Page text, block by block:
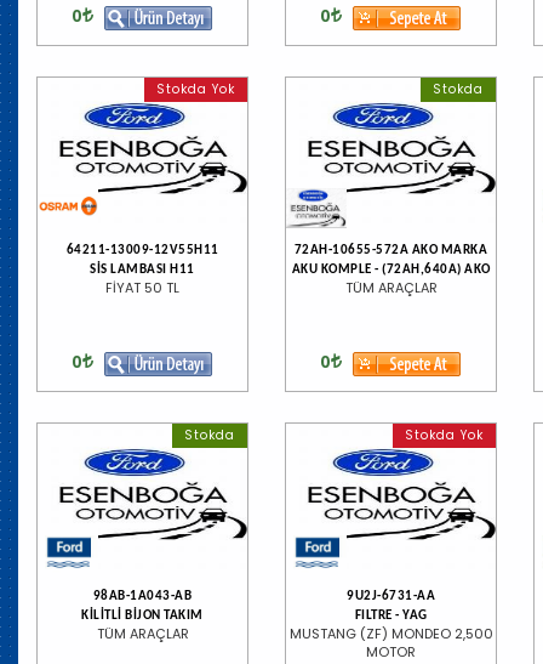
0 0
Stokda Yok
64211-13009-12V55H11
SİS LAMBASI H11
FİYAT 50 TL
0
Stokda
72AH-10655-572A AKO MARKA
AKU KOMPLE - (72AH,640A) AKO
TÜM ARAÇLAR
0
Stokda
98AB-1A043-AB
KİLİTLİ BİJON TAKIM
TÜM ARAÇLAR
Stokda Yok
9U2J-6731-AA
FILTRE - YAG
MUSTANG (ZF) MONDEO 2,500
MOTOR